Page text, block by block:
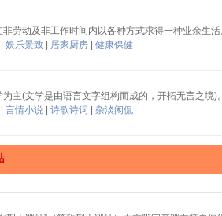
非劳动及非工作时间内以各种方式求得一种业余生
娱乐景致 居家厨房
健康保健
为主(文学是由语言文字组构而成的，开拓无言之境)
言情小说 诗歌诗词
杂淡闲侃